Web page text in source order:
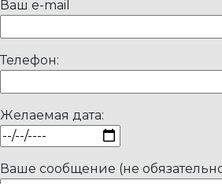
Ваш e-mail
Телефон:
Желаемая дата:
Ваше сообщение (не